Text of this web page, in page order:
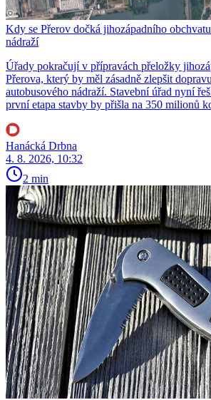
Kdy se Přerov dočká jihozápadního
nádraží
Úřady pokračují v přípravách přeložky
Přerova, který by měl zásadně zlepšit
autobusového nádraží. Stavební úřad nyní
první etapa stavby by přišla na 350 milionů
Hanácká Drbna
4. 8. 2026, 10:32
2 min